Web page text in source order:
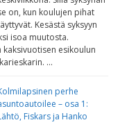
on, kun koulujen pihat
Kesästä syksyyn
isoa muutosta.
esikoulun
…
perhe
– osa 1:
Fiskars ja Hanko